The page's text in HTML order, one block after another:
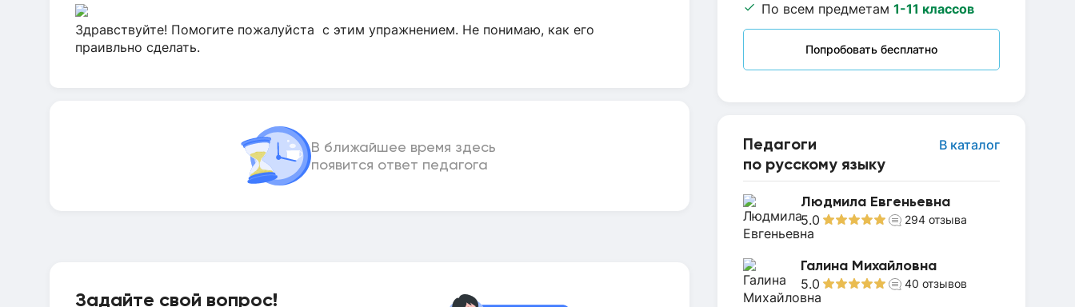
По всем предметам 1-11 классов
Попробовать бесплатно
Педагоги
по русскому языку
В каталог
Людмила Евгеньевна
5.0 294 отзыва
Галина Михайловна
5.0 40 отзывов
Здравствуйте! Помогите пожалуйста с этим упражнением. Не понимаю, как его
праивльно сделать.
В ближайшее время здесь
появится ответ педагога
Задайте свой вопрос!